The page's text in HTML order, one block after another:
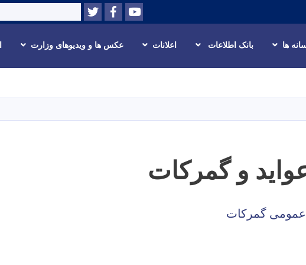
content
Youtube
Facebook
Twitter
Search
ها بانک اطلاعات اعلانات عکس ها و ویدیوهای وزارت
و گمرکات
گمرکات